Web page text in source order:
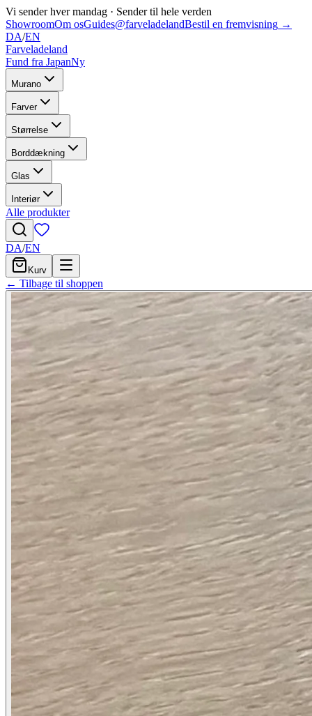
Vi sender hver mandag · Sender til hele verden
ShowroomOm osGuides@farveladelandBestil en fremvisning →
DA/EN
Farveladeland
Fund fra JapanNy
Murano
Farver
Størrelse
Borddækning
Glas
Interiør
Alle produkter
DA/EN
Kurv
← Tilbage til shoppen